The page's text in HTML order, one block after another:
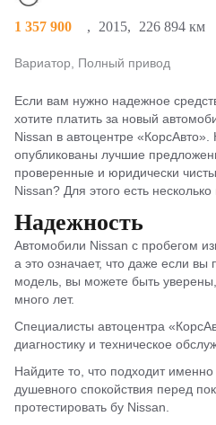
1 357 900 , 2015, 226 894 км
Вариатор, Полный привод
Если вам нужно надежное
хотите платить за новый
Nissan в автоцентре «КорсАвто».
опубликованы лучшие
проверенные и юридически
Nissan? Для этого есть
Надежность
Автомобили Nissan с пробегом
а это означает, что даже если вы
модель, вы можете быть
много лет.
Специалисты автоцентра
диагностику и техническое
Найдите то, что подходит
душевного спокойствия перед
протестировать бу Nissan.